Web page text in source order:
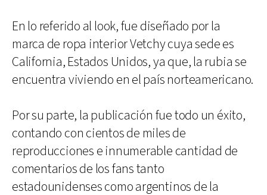
En lo referido al look, fue diseñado por la
marca de ropa interior Vetchy cuya sede es
California, Estados Unidos, ya que, la rubia se
encuentra viviendo en el país norteamericano.
Por su parte, la publicación fue todo un éxito,
contando con cientos de miles de
reproducciones e innumerable cantidad de
comentarios de los fans tanto
estadounidenses como argentinos de la